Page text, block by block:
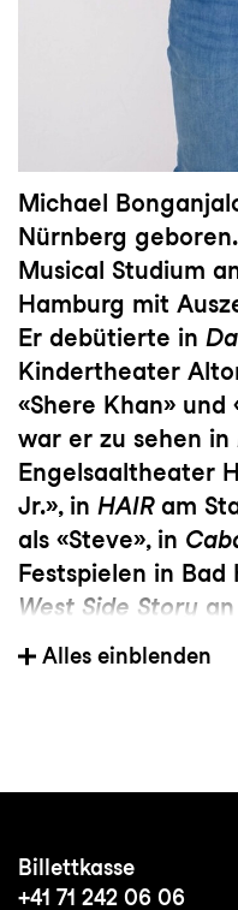
Michael
Nürnberg
Musical Studium
Hamburg mit
Er debütierte in
Kindertheater
«Shere Khan» und
war er zu sehen in
Engelsaaltheater
Jr.», in HAIRam
als «Steve», in
Festspielen in Bad
West Side Story
als Cover
Staatstheater am
Cover-«Chino»
Alles einblenden
Billettkasse
+41 71 242 06 06